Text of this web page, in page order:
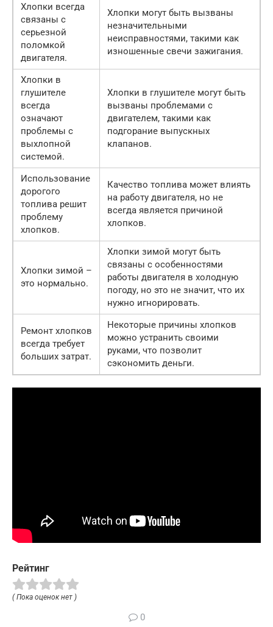
Хлопки всегда
связаны с
серьезной
поломкой
двигателя.
Хлопки могут быть вызваны
незначительными
неисправностями, такими как
изношенные свечи зажигания.
Хлопки в
глушителе
всегда
означают
проблемы с
выхлопной
системой.
Хлопки в глушителе могут быть
вызваны проблемами с
двигателем, такими как
подгорание выпускных
клапанов.
Использование
дорогого
топлива решит
проблему
хлопков.
Качество топлива может влиять
на работу двигателя, но не
всегда является причиной
хлопков.
Хлопки зимой –
это нормально.
Хлопки зимой могут быть
связаны с особенностями
работы двигателя в холодную
погоду, но это не значит, что их
нужно игнорировать.
Ремонт хлопков
всегда требует
больших затрат.
Некоторые причины хлопков
можно устранить своими
руками, что позволит
сэкономить деньги.
Рейтинг
( Пока оценок нет )
0